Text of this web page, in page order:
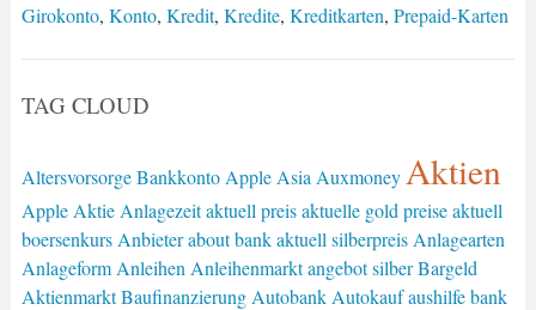
Girokonto, Konto, Kredit, Kredite, Kreditkarten, Prepaid-Karten
TAG CLOUD
Altersvorsorge Bankkonto Apple Asia Auxmoney Aktien
Apple Aktie Anlagezeit aktuell preis aktuelle gold preise aktuell
boersenkurs Anbieter about bank aktuell silberpreis Anlagearten
Anlageform Anleihen Anleihenmarkt angebot silber Bargeld
Aktienmarkt Baufinanzierung Autobank Autokauf aushilfe bank